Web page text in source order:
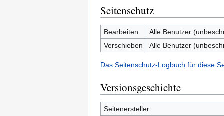
Seitenschutz
Bearbeiten
Alle Benutzer
Verschieben
Alle Benutzer
Das Seitenschutz-Logbuch für diese
Versionsgeschichte
Seitenersteller